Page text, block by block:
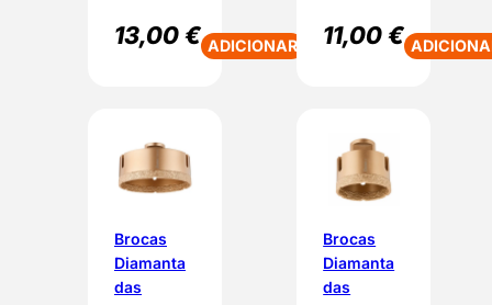
13,00€ ADICIONAR 11,00€
Brocas
Diamanta
das
Brocas
Diamanta
das